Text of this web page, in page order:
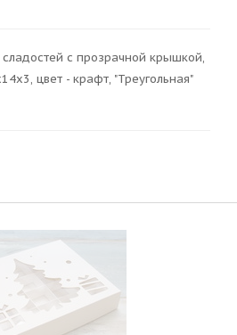
с прозрачной крышкой,
цвет - крафт, "Треугольная"